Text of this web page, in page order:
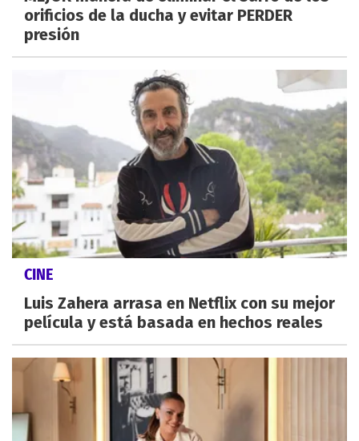
orificios de la ducha y evitar PERDER
presión
CINE
Luis Zahera arrasa en Netflix con su mejor
película y está basada en hechos reales